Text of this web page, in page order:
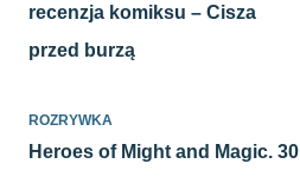
recenzja komiksu – Cisza
przed burzą
ROZRYWKA
Heroes of Might and Magic. 30